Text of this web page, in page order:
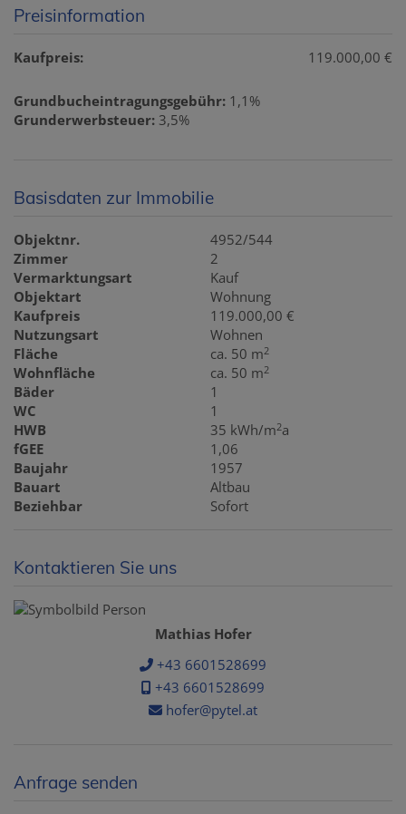
Preisinformation
Kaufpreis: 119.000,00 €
Grundbucheintragungsgebühr: 1,1%
Grunderwerbsteuer: 3,5%
Basisdaten zur Immobilie
Objektnr.
4952/544
Zimmer
2
Vermarktungsart
Kauf
Objektart
Wohnung
Kaufpreis
119.000,00 €
Nutzungsart
Wohnen
Fläche
ca. 50 m2
Wohnfläche ca. 50 m2
Bäder
1
WC
1
HWB
35 kWh/m2a
fGEE
1,06
Baujahr
1957
Bauart
Altbau
Beziehbar
Sofort
Kontaktieren Sie uns
Mathias Hofer
+43 6601528699
+43 6601528699
hofer@pytel.at
Anfrage senden